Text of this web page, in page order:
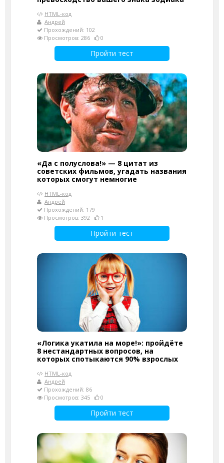
HTML-код
Андрей
Прохождений: 102
Просмотров: 286
0
Пройти тест
«Да с полуслова!» — 8 цитат из
советских фильмов, угадать названия
которых смогут немногие
HTML-код
Андрей
Прохождений: 179
Просмотров: 392
1
Пройти тест
«Логика укатила на море!»: пройдёте
8 нестандартных вопросов, на
которых спотыкаются 90% взрослых
HTML-код
Андрей
Прохождений: 86
Просмотров: 345
0
Пройти тест